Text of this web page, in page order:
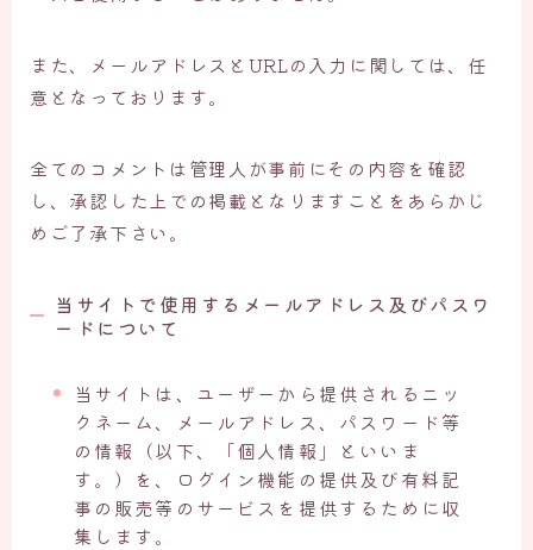
また、メールアドレスとURLの入力に関しては、任
意となっております。
全てのコメントは管理人が事前にその内容を確認
し、承認した上での掲載となりますことをあらかじ
めご了承下さい。
当サイトで使用するメールアドレス及びパスワ
ードについて
当サイトは、ユーザーから提供されるニッ
クネーム、メールアドレス、パスワード等
の情報（以下、「個人情報」といいま
す。）を、ログイン機能の提供及び有料記
事の販売等のサービスを提供するために収
集します。